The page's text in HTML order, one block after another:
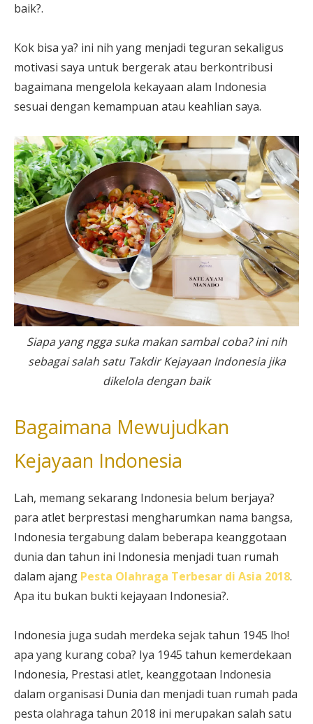
baik?.
Kok bisa ya? ini nih yang menjadi teguran sekaligus
motivasi saya untuk bergerak atau berkontribusi
bagaimana mengelola kekayaan alam Indonesia
sesuai dengan kemampuan atau keahlian saya.
Siapa yang ngga suka makan sambal coba? ini nih
sebagai salah satu Takdir Kejayaan Indonesia jika
dikelola dengan baik
Bagaimana Mewujudkan
Kejayaan Indonesia
Lah, memang sekarang Indonesia belum berjaya?
para atlet berprestasi mengharumkan nama bangsa,
Indonesia tergabung dalam beberapa keanggotaan
dunia dan tahun ini Indonesia menjadi tuan rumah
dalam ajang Pesta Olahraga Terbesar di Asia 2018.
Apa itu bukan bukti kejayaan Indonesia?.
Indonesia juga sudah merdeka sejak tahun 1945 lho!
apa yang kurang coba? Iya 1945 tahun kemerdekaan
Indonesia, Prestasi atlet, keanggotaan Indonesia
dalam organisasi Dunia dan menjadi tuan rumah pada
pesta olahraga tahun 2018 ini merupakan salah satu